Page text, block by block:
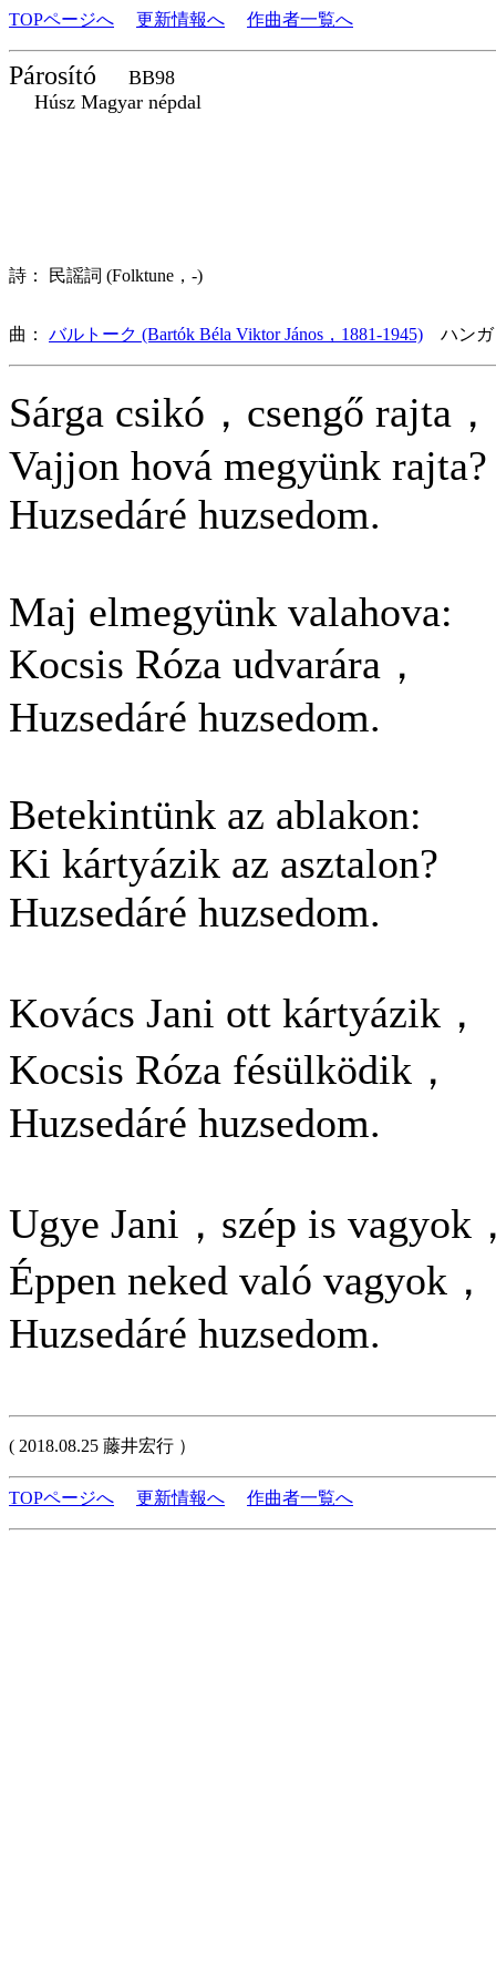
TOPページへ 更新情報へ 作曲者一覧へ
Párosító
BB98
Húsz Magyar népdal
詩： 民謡詞 (Folktune，-)
曲： バルトーク (Bartók Béla Viktor János，1881-1945) ハン
Sárga csikó，csengő rajta，
Vajjon hová megyünk rajta?
Huzsedáré huzsedom.
Maj elmegyünk valahova:
Kocsis Róza udvarára，
Huzsedáré huzsedom.
Betekintünk az ablakon:
Ki kártyázik az asztalon?
Huzsedáré huzsedom.
Kovács Jani ott kártyázik，
Kocsis Róza fésülködik，
Huzsedáré huzsedom.
Ugye Jani，szép is vagyok
Éppen neked való vagyok，
Huzsedáré huzsedom.
( 2018.08.25 藤井宏行 ）
TOPページへ 更新情報へ 作曲者一覧へ